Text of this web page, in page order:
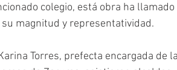
colegio, está obra ha
magnitud y representatividad.
Torres, prefecta encargada de